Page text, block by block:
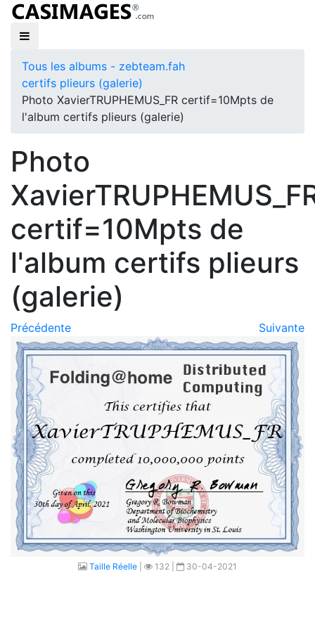
Tous les albums - zebteam.fah
certifs plieurs (galerie)
Photo XavierTRUPHEMUS_FR certif=10Mpts de
l'album certifs plieurs (galerie)
Photo
certif=10Mpts de
l'album certifs plieurs
(galerie)
Précédente Suivante
Taille Réelle 132 | 30-04-2021